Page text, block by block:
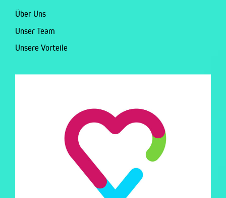
Über Uns
Unser Team
Unsere Vorteile